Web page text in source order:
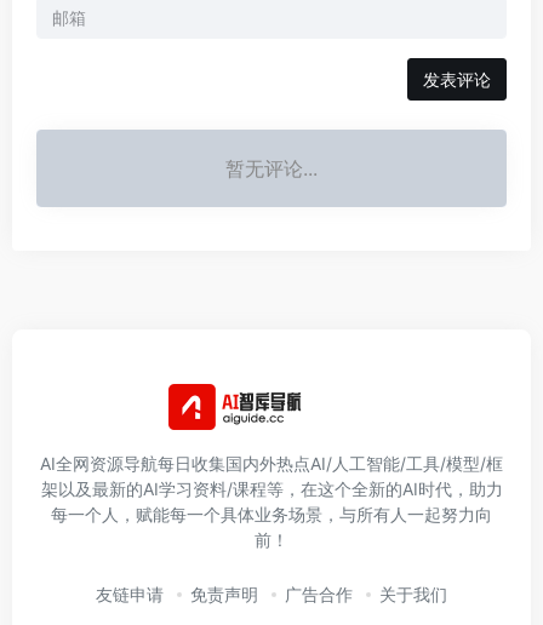
发表评论
暂无评论...
AI全网资源导航每日收集国内外热点AI/人工智能/工具/模型/框
架以及最新的AI学习资料/课程等，在这个全新的AI时代，助力
每一个人，赋能每一个具体业务场景，与所有人一起努力向
前！
友链申请 免责声明 广告合作 关于我们